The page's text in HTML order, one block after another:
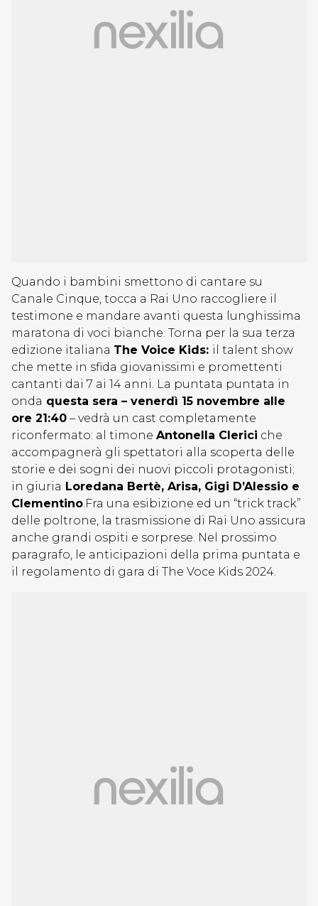
Quando i bambini smettono di cantare su
Canale Cinque, tocca a Rai Uno raccogliere il
testimone e mandare avanti questa lunghissima
maratona di voci bianche. Torna per la sua terza
edizione italiana The Voice Kids: il talent show
che mette in sfida giovanissimi e promettenti
cantanti dai 7 ai 14 anni. La puntata puntata in
onda questa sera – venerdì 15 novembre alle
ore 21:40 – vedrà un cast completamente
riconfermato: al timone Antonella Clerici che
accompagnerà gli spettatori alla scoperta delle
storie e dei sogni dei nuovi piccoli protagonisti;
in giuria Loredana Bertè, Arisa, Gigi D’Alessio e
Clementino.Fra una esibizione ed un “trick track”
delle poltrone, la trasmissione di Rai Uno assicura
anche grandi ospiti e sorprese. Nel prossimo
paragrafo, le anticipazioni della prima puntata e
il regolamento di gara di The Voce Kids 2024.